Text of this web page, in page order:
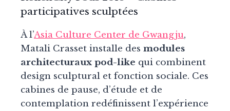
participatives sculptées
À l’Asia Culture Center de Gwangju,
Matali Crasset installe des modules
architecturaux pod-like qui combinent
design sculptural et fonction sociale. Ces
cabines de pause, d’étude et de
contemplation redéfinissent l’expérience